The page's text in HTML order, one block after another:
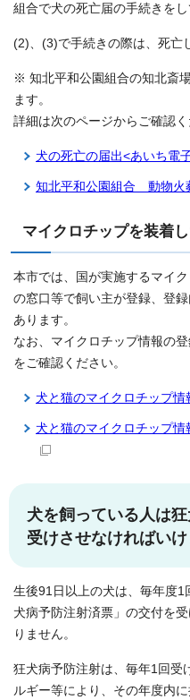
組合で犬の死亡届の手続きをし
(2)、(3)で手続きの際は、死亡
※ 知北平和公園組合の知北斎
ます。
詳細は次のページからご確認
犬の死亡の届出<あいち電
知北平和公園組合 動物火
マイクロチップを装着
本市では、国が実施するマイ
の窓口等で飼い主が登録、登
あります。
なお、マイクロチップ情報の
をご確認ください。
犬と猫のマイクロチップ情
犬と猫のマイクロチップ情
犬を飼っている人は
受けさせなければいけ
生後91日以上の犬は、毎年度1
犬病予防注射済票」の交付を
りません。
狂犬病予防注射は、毎年1回受
ルギー等により、その年度内